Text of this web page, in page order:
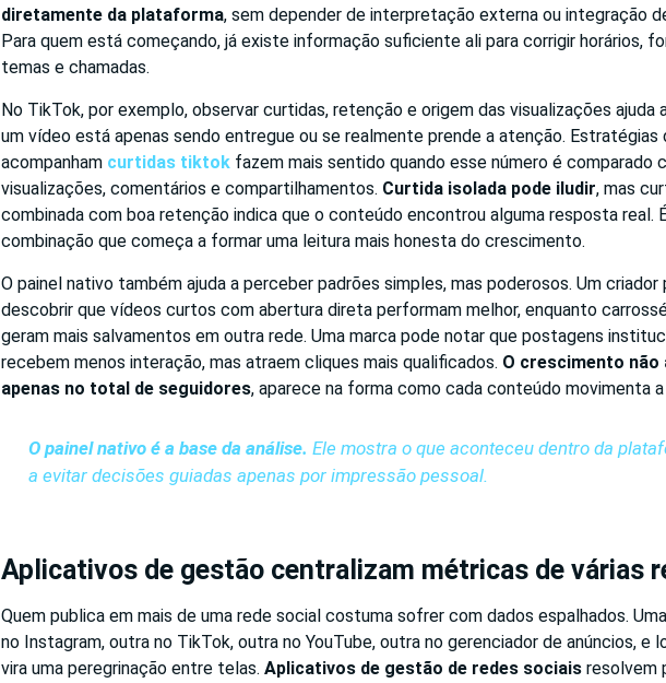
diretamente da plataforma, sem depender de interpretação externa ou integração
Para quem está começando, já existe informação suficiente ali para corrigir horários,
temas e chamadas.
No TikTok, por exemplo, observar curtidas, retenção e origem das visualizações ajuda
um vídeo está apenas sendo entregue ou se realmente prende a atenção. Estratégias
acompanham curtidas tiktok fazem mais sentido quando esse número é comparado
visualizações, comentários e compartilhamentos. Curtida isolada pode iludir, mas
combinada com boa retenção indica que o conteúdo encontrou alguma resposta real.
combinação que começa a formar uma leitura mais honesta do crescimento.
O painel nativo também ajuda a perceber padrões simples, mas poderosos. Um criador
descobrir que vídeos curtos com abertura direta performam melhor, enquanto
geram mais salvamentos em outra rede. Uma marca pode notar que postagens
recebem menos interação, mas atraem cliques mais qualificados. O crescimento não
apenas no total de seguidores, aparece na forma como cada conteúdo movimenta a
O painel nativo é a base da análise. Ele mostra o que aconteceu dentro da
a evitar decisões guiadas apenas por impressão pessoal.
Aplicativos de gestão centralizam métricas de várias
Quem publica em mais de uma rede social costuma sofrer com dados espalhados.
no Instagram, outra no TikTok, outra no YouTube, outra no gerenciador de anúncios, e
vira uma peregrinação entre telas. Aplicativos de gestão de redes sociais resolvem